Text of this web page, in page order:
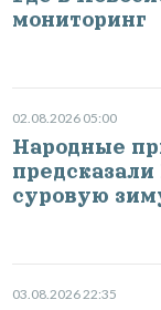
мониторинг
02.08.2026 05:00
Народные
суровую
03.08.2026 22:35